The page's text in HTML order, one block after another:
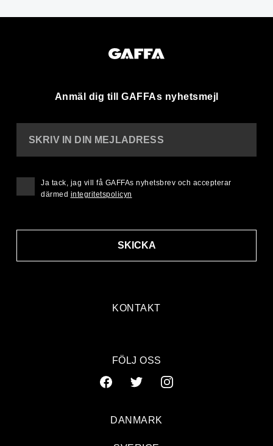
Anmäl dig till GAFFAs nyhetsmejl
KONTAKT
SKRIV IN DIN MEJLADRESS
SKICKA
Ja tack, jag vill få GAFFAs nyhetsbrev och accepterar
därmed integritetspolicyn
FÖLJ OSS
DANMARK